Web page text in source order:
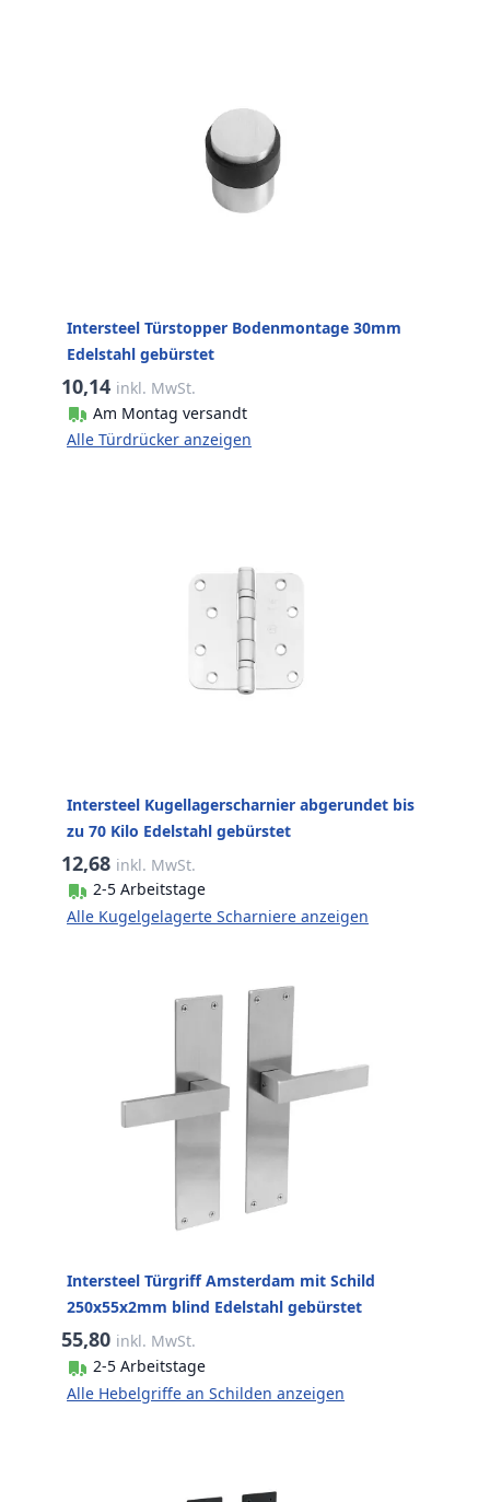
Intersteel Türstopper Bodenmontage 30mm
Edelstahl gebürstet
10,14 inkl. MwSt.
Am Montag versandt
Alle Türdrücker anzeigen
Intersteel Kugellagerscharnier abgerundet bis
zu 70 Kilo Edelstahl gebürstet
12,68 inkl. MwSt.
2-5 Arbeitstage
Alle Kugelgelagerte Scharniere anzeigen
Intersteel Türgriff Amsterdam mit Schild
250x55x2mm blind Edelstahl gebürstet
55,80 inkl. MwSt.
2-5 Arbeitstage
Alle Hebelgriffe an Schilden anzeigen